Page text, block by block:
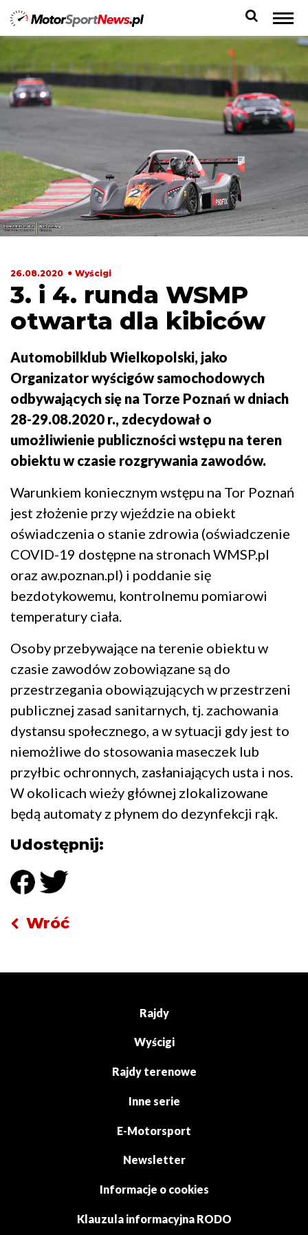
Wróć
Udostępnij:
26.08.2020 Wyścigi
3. i 4. runda WSMP
otwarta dla kibiców
Automobilklub Wielkopolski, jako
Organizator wyścigów samochodowych
odbywających się na Torze Poznań w dniach
28-29.08.2020 r., zdecydował o
umożliwienie publiczności wstępu na teren
obiektu w czasie rozgrywania zawodów.
Warunkiem koniecznym wstępu na Tor Poznań
jest złożenie przy wjeździe na obiekt
oświadczenia o stanie zdrowia (oświadczenie
COVID-19 dostępne na stronach WMSP.pl
oraz aw.poznan.pl) i poddanie się
bezdotykowemu, kontrolnemu pomiarowi
temperatury ciała.
Osoby przebywające na terenie obiektu w
czasie zawodów zobowiązane są do
przestrzegania obowiązujących w przestrzeni
publicznej zasad sanitarnych, tj. zachowania
dystansu społecznego, a w sytuacji gdy jest to
niemożliwe do stosowania maseczek lub
przyłbic ochronnych, zasłaniających usta i nos.
W okolicach wieży głównej zlokalizowane
będą automaty z płynem do dezynfekcji rąk.
Rajdy
Wyścigi
Rajdy terenowe
Inne serie
E-Motorsport
Newsletter
Informacje o cookies
Klauzula informacyjna RODO